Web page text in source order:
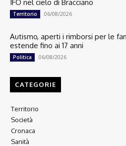
IFO nel cielo di Bracciano
Territorio 06/08/2026
Autismo, aperti i rimborsi per le
estende fino ai 17 anni
Politica 06/08/2026
CATEGORIE
Territorio
Società
Cronaca
Sanità